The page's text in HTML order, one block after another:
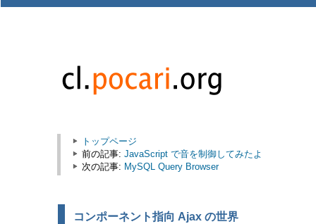
トップページ
前の記事: JavaScript で音を制御してみたよ
次の記事: MySQL Query Browser
コンポーネント指向 Ajax の世界